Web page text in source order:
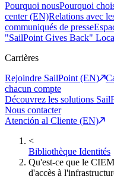
Pourquoi nousPourquoi
center (EN)Relations avec
communiqués de presse
"SailPoint Gives Back"
Carrières
Rejoindre SailPoint (EN)
chacun compte
Découvrez les solutions
Nous contacter
Atención al Cliente (EN)
<
Bibliothèque Identités
Qu'est-ce que le
d'accès à